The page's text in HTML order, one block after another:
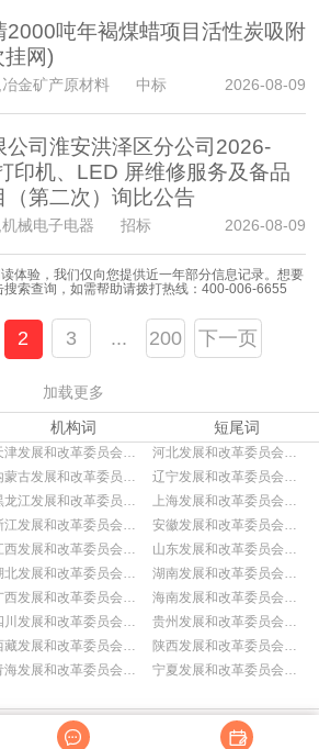
2000吨年褐煤蜡项目活性炭吸附
网)
,冶金矿产原材料 中标 2026-08-09
公司淮安洪泽区分公司2026-
印机、LED 屏维修服务及备品
第二次）询比公告
,机械电子电器 招标 2026-08-09
体验，我们仅向您提供近一年部分信息记录。想要
索查询，如需帮助请拨打热线： 400-006-6655
2 3 ... 200 下一页
加载更多
机构词 短尾词